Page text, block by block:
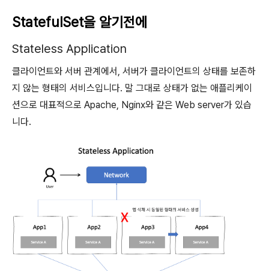
StatefulSet을 알기전에
Stateless Application
클라이언트와 서버 관계에서, 서버가 클라이언트의 상태를 보존하
지 않는 형태의 서비스입니다. 말 그대로 상태가 없는 애플리케이
션으로 대표적으로 Apache, Nginx와 같은 Web server가 있습
니다.